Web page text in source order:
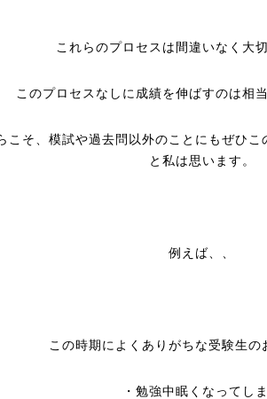
これらのプロセスは間違いなく大
このプロセスなしに成績を伸ばすのは相
こそ、模試や過去問以外のことにもぜひ
と私は思います。
例えば、、
この時期によくありがちな受験生の
・勉強中眠くなってし